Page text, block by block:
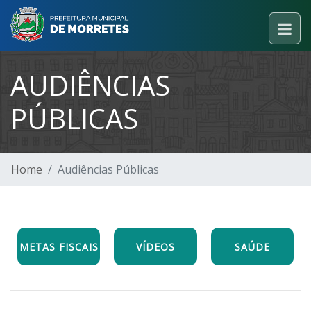
AUDIÊNCIAS
PÚBLICAS
Home Audiências Públicas
METAS FISCAIS VÍDEOS SAÚDE